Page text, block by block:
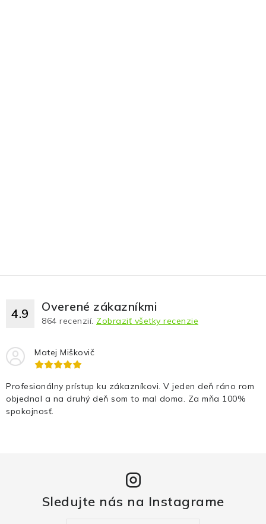
4.9 Overené zákazníkmi
864 recenzií. Zobraziť všetky recenzie
Matej Miškovič
Profesionálny prístup ku zákazníkovi. V jeden deň ráno rom
objednal a na druhý deň som to mal doma. Za mňa 100%
spokojnosť.
Sledujte nás na Instagrame